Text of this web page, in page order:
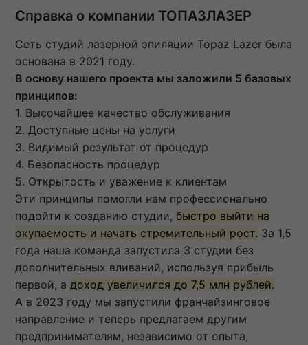
Справка о компании ТОПАЗЛАЗЕР
Сеть студий лазерной эпиляции Topaz Lazer была
основана в 2021 году.
В основу нашего проекта мы заложили 5 базовых
принципов:
1. Высочайшее качество обслуживания
2. Доступные цены на услуги
3. Видимый результат от процедур
4. Безопасность процедур
5. Открытость и уважение к клиентам
Эти принципы помогли нам профессионально
подойти к созданию студии, быстро выйти на
окупаемость и начать стремительный рост. За 1,5
года наша команда запустила 3 студии без
дополнительных вливаний, используя прибыль
первой, а доход увеличился до 7,5 млн рублей.
А в 2023 году мы запустили франчайзинговое
направление и теперь предлагаем другим
предпринимателям, независимо от опыта,